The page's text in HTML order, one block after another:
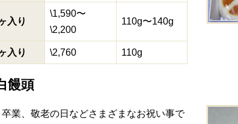
入り
\1,590〜
\2,200
110g〜140g
入り \2,760 110g
饅頭
卒業、敬老の日などさまざまなお祝い事で